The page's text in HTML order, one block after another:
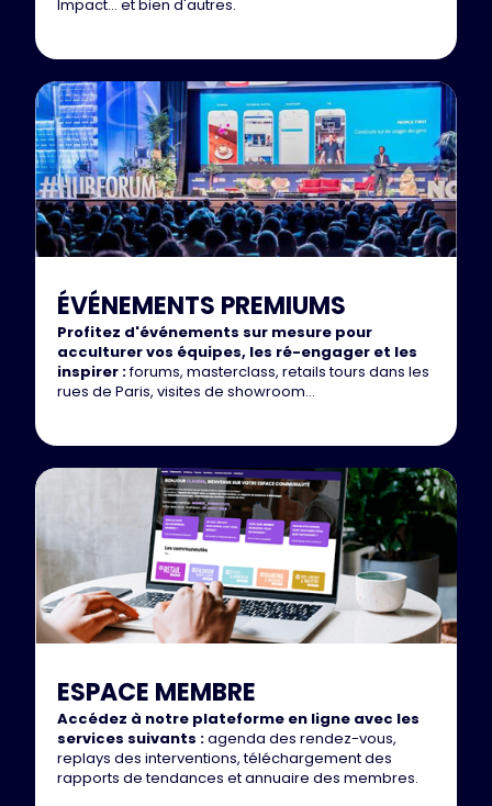
Impact... et bien d'autres.
ÉVÉNEMENTS PREMIUMS
Profitez d'événements sur mesure pour
acculturer vos équipes, les ré-engager et les
inspirer :forums, masterclass, retails tours dans les
rues de Paris, visites de showroom...
ESPACE MEMBRE
Accédez à notre plateforme en ligne avec les
services suivants :agenda des rendez-vous,
replays des interventions, téléchargement des
rapports de tendances et annuaire des membres.